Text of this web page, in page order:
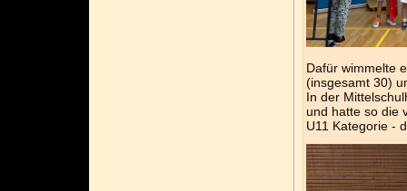
Dafür wimmelte
(insgesamt 30)
In der
und hatte so die
U11 Kategorie -